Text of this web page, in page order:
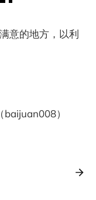
意的地方，以利
）